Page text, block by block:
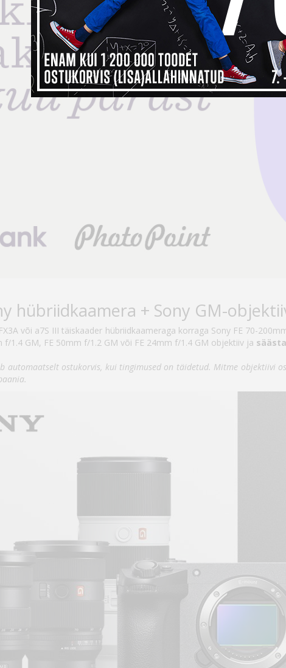
hübriidkaamera + Sony GM-
või a7S III täiskaader hübriidkaameraga korraga Sony FE 70-
f/1.4 GM, FE 50mm f/1.2 GM või FE 24mm f/1.4 GM objektiiv ja
automaatselt ostukorvis, kui tingimused on täidetud. Mitme objektiivi